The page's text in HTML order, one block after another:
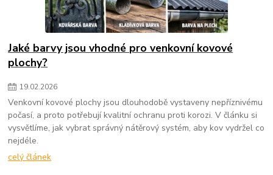
Jaké barvy jsou vhodné pro venkovní kovové
plochy?
19.02.2026
Venkovní kovové plochy jsou dlouhodobě vystaveny nepříznivému
počasí, a proto potřebují kvalitní ochranu proti korozi. V článku si
vysvětlíme, jak vybrat správný nátěrový systém, aby kov vydržel co
nejdéle.
celý článek